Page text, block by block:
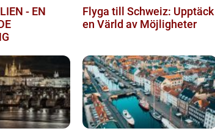
- EN
Flyga till Schweiz: Upptäck
en Värld av Möjligheter